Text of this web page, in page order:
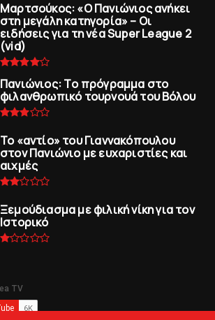
Μαρτσούκος: «Ο Πανιώνιος ανήκει
στη μεγάλη κατηγορία» – Οι
ειδήσεις για τη νέα Super League 2
(vid)
Πανιώνιoς: Tο πρόγραμμα στο
φιλανθρωπικό τουρνουά του Bόλου
To «αντίο» του Γιαννακόπουλου
στον Πανιώνιο με ευχαριστίες και
αιχμές
Ξεμούδιασμα με φιλική νίκη για τoν
Iστορικό